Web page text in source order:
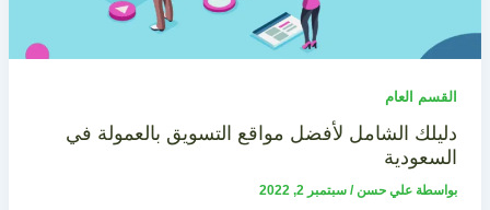
القسم العام
دليلك الشامل لأفضل مواقع التسويق بالعمولة في
السعودية
بواسطة علي حسن/ سبتمبر 2, 2022